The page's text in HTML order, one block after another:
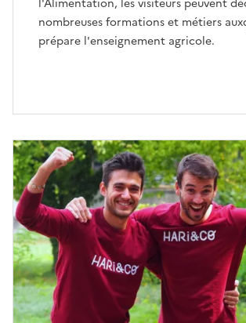
l'Alimentation, les visiteurs peuvent
nombreuses formations et métiers
prépare l'enseignement agricole.